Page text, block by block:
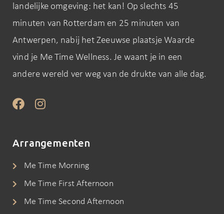
landelijke omgeving: het kan! Op slechts 45
minuten van Rotterdam en 25 minuten van
Antwerpen, nabij het Zeeuwse plaatsje Waarde
vind je Me Time Wellness. Je waant je in een
andere wereld ver weg van de drukte van alle dag.
Arrangementen
Me Time Morning
Me Time First Afternoon
Me Time Second Afternoon